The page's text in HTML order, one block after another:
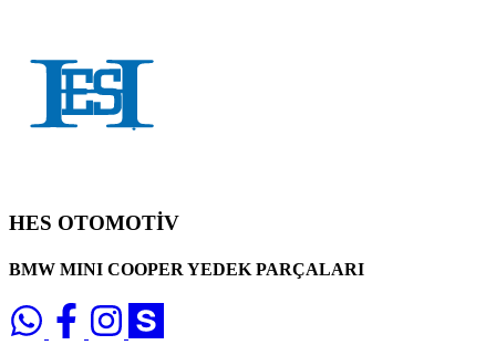
HES OTOMOTİV
BMW MINI COOPER YEDEK PARÇALARI